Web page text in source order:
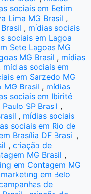
sociais em Betim
Lima MG Brasil ,
, mídias sociais
sociais em Lagoa
Sete Lagoas MG
MG Brasil , mídias
, mídias sociais em
em Sarzedo MG
MG Brasil , mídias
sociais em Ibirité
SP Brasil ,
, mídias sociais
sociais em Rio de
Brasília DF Brasil ,
,criação de
MG Brasil ,
em Contagem MG
em Belo
de